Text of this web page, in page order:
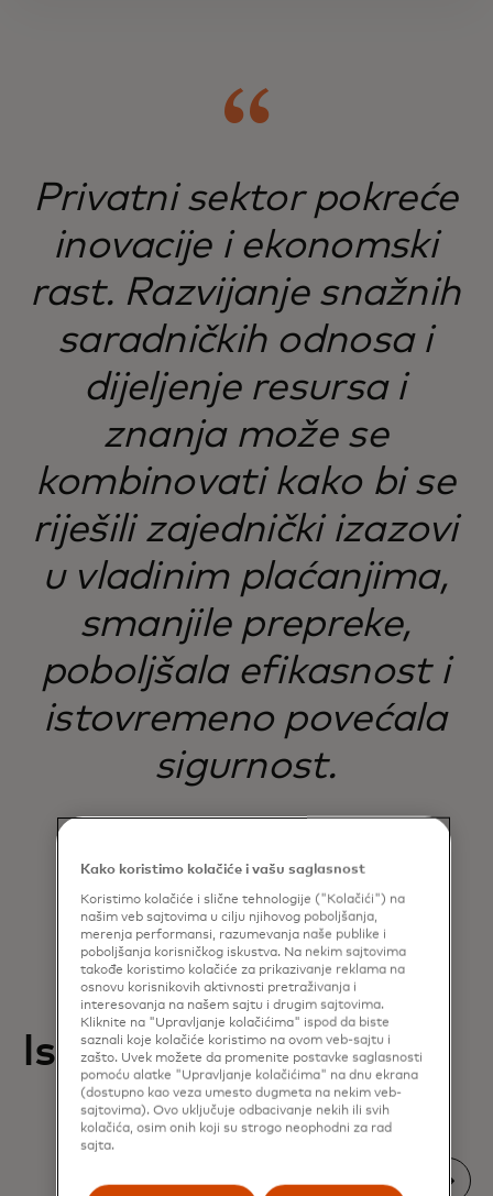
Privatni sektor pokreće
inovacije i ekonomski
rast. Razvijanje snažnih
saradničkih odnosa i
dijeljenje resursa i
znanja može se
kombinovati kako bi se
riješili zajednički izazovi
u vladinim plaćanjima,
smanjile prepreke,
poboljšala efikasnost i
istovremeno povećala
sigurnost.
Istaknuti resursi
Kako koristimo kolačiće i vašu saglasnost
Koristimo kolačiće i slične tehnologije ("Kolačići") na
našim veb sajtovima u cilju njihovog poboljšanja,
merenja performansi, razumevanja naše publike i
poboljšanja korisničkog iskustva. Na nekim sajtovima
takođe koristimo kolačiće za prikazivanje reklama na
osnovu korisnikovih aktivnosti pretraživanja i
interesovanja na našem sajtu i drugim sajtovima.
Kliknite na "Upravljanje kolačićima" ispod da biste
saznali koje kolačiće koristimo na ovom veb-sajtu i
zašto. Uvek možete da promenite postavke saglasnosti
pomoću alatke "Upravljanje kolačićima" na dnu ekrana
(dostupno kao veza umesto dugmeta na nekim veb-
sajtovima). Ovo uključuje odbacivanje nekih ili svih
kolačića, osim onih koji su strogo neophodni za rad
sajta.